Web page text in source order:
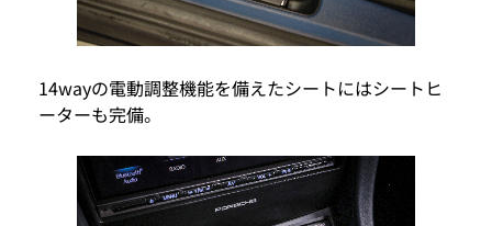
14wayの電動調整機能を備えたシートにはシートヒ
ーターも完備。